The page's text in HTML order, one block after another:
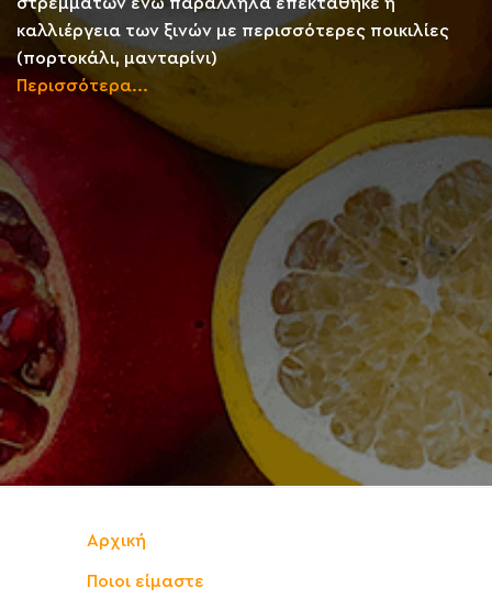
καλλιέργεια των ξινών με περισσότερες ποικιλίες
(πορτοκάλι, μανταρίνι)
Περισσότερα...
Αρχική
Ποιοι είμαστε